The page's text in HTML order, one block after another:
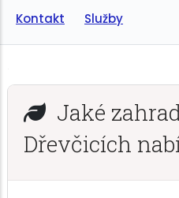
Kontakt Služby
Jaké
Dřevčicích